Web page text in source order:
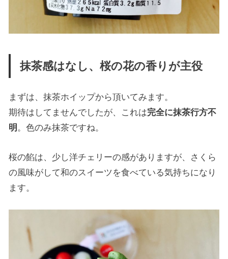
抹茶感はなし、桜の花の香りが主役
まずは、抹茶ホイップから頂いてみます。
期待はしてませんでしたが、これは完全に抹茶行方不
明。色のみ抹茶ですね。
桜の餡は、少し洋チェリーの感がありますが、さくら
の風味がして和のスイーツを食べている気持ちになり
ます。